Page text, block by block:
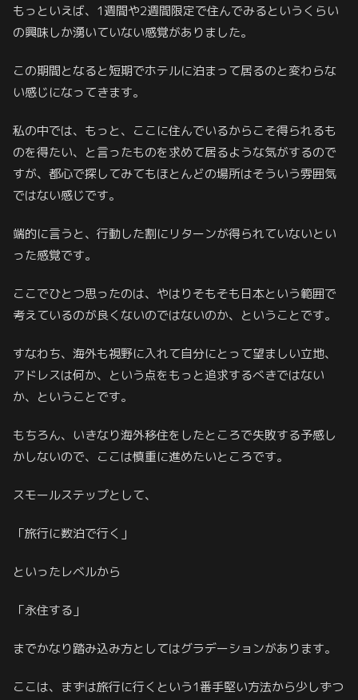
もっといえば、1週間や2週間限定で住んでみるというくらい
の興味しか湧いていない感覚がありました。
この期間となると短期でホテルに泊まって居るのと変わらな
い感じになってきます。
私の中では、もっと、ここに住んでいるからこそ得られるも
のを得たい、と言ったものを求めて居るような気がするので
すが、都心で探してみてもほとんどの場所はそういう雰囲気
ではない感じです。
端的に言うと、行動した割にリターンが得られていないとい
った感覚です。
ここでひとつ思ったのは、やはりそもそも日本という範囲で
考えているのが良くないのではないのか、ということです。
すなわち、海外も視野に入れて自分にとって望ましい立地、
アドレスは何か、という点をもっと追求するべきではない
か、ということです。
もちろん、いきなり海外移住をしたところで失敗する予感し
かしないので、ここは慎重に進めたいところです。
スモールステップとして、
「旅行に数泊で行く」
といったレベルから
「永住する」
までかなり踏み込み方としてはグラデーションがあります。
ここは、まずは旅行に行くという1番手堅い方法から少しずつ